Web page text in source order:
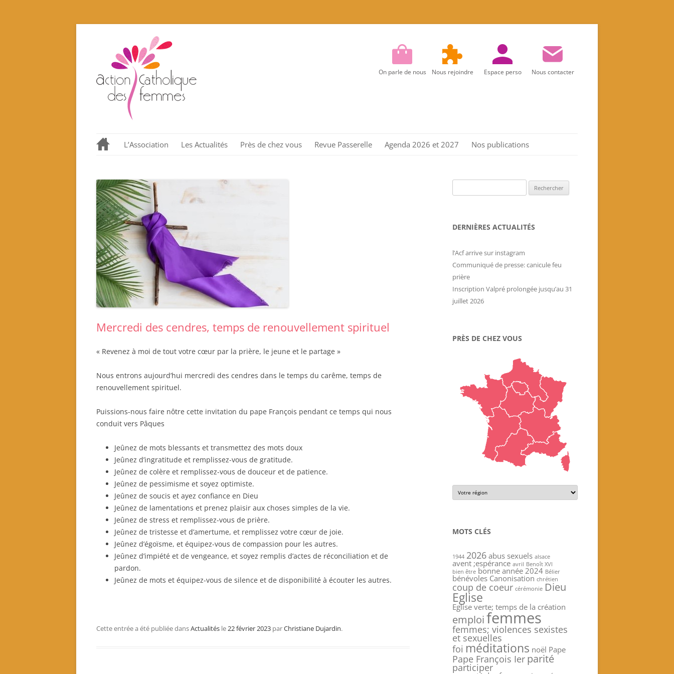
On parle de nous Nous rejoindre Espace perso Nous contacter
au
contenu
L’Association
Nos valeurs promues et
incarnées
Que proposons nous ?
Notre fonctionnement
Quel projet associatif 2024-
2026?
Quels sont nos partenaires ?
Les Actualités Près de chez vous
Région Centre Est
Région Nord
Région Ouest
Revue Passerelle Agenda 2026 et 2027 Nos publications
Marie
Les Actes de l’association
Livres historiques de
Secrets culinaires de famille
Mercredi des cendres, temps de renouvellement spirituel
« Revenez à moi de tout votre cœur par la prière, le jeune et le partage »
Nous entrons aujourd’hui mercredi des cendres dans le temps du carême, temps de
renouvellement spirituel.
Puissions-nous faire nôtre cette invitation du pape François pendant ce temps qui nous
conduit vers Pâques
Jeûnez de mots blessants et transmettez des mots doux
Jeûnez d’ingratitude et remplissez-vous de gratitude.
Jeûnez de colère et remplissez-vous de douceur et de patience.
Jeûnez de pessimisme et soyez optimiste.
Jeûnez de soucis et ayez confiance en Dieu
Jeûnez de lamentations et prenez plaisir aux choses simples de la vie.
Jeûnez de stress et remplissez-vous de prière.
Jeûnez de tristesse et d’amertume, et remplissez votre cœur de joie.
Jeûnez d’égoïsme, et équipez-vous de compassion pour les autres.
Jeûnez d’impiété et de vengeance, et soyez remplis d’actes de réconciliation et de
pardon.
Jeûnez de mots et équipez-vous de silence et de disponibilité à écouter les autres.
Cette entrée a été publiée dansActualités le22 février 2023 parChristiane Dujardin.
DERNIÈRES ACTUALITÉS
l’Acf arrive sur instagram
Communiqué de presse: canicule feu
prière
Inscription Valpré prolongée jusqu’au 31
juillet 2026
PRÈS DE CHEZ VOUS
MOTS CLÉS
1944 2026 abus sexuels alsace
avent ;espérance avril Benoît XVI
bien être bonne année 2024 Bélier
bénévoles Canonisation chrétien
coup de coeur cérémonie Dieu
Eglise
Eglise verte; temps de la création
emploifemmes
femmes; violences sexistes
et sexuelles
foi méditations noël Pape
Pape François Ier parité
participer